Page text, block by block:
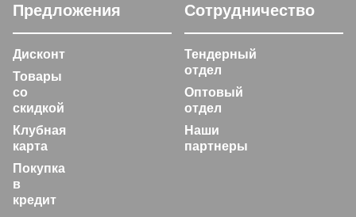
Предложения
Дисконт
Товары
со
скидкой
Клубная
карта
Покупка
в
кредит
Сотрудничество
Тендерный
отдел
Оптовый
отдел
Наши
партнеры